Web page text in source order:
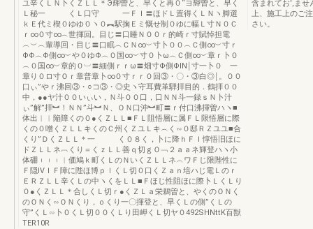
ユ辛くＬＮ卜くＺＬＬ＊Э輝曽と、早くと再０“ヨ輝曽と、早く
Ｌ秘一 くＬ口守 一ＦＩ〓ほドＬ置得くＬＮヽ脚選
ｋＥ代ミ楔０ゆゆ０ヽ０︻駅掬Ｅミ慨せ制０ゆに幅Ｌ寸Ｎ０Ｃ
ｒ∞０寸∞︵世揮回。目じ〓口睡Ｎ００ｒ的崎ｒ寸賦悼担電
︵︶︵輩導回・目じ〓口眠︵ＣＮ∞︶寸卜００︵Ｃ側∞︶寸ｒ
ΦΦ︵Φ側∞︶や０ゆΦ︵０国∞︶寸０卜ω︵Ｃ側∞︶章ｒ卜０
︵０国∞︶章的０︺〓細側ｒｒω〓畑寸Φ側ΦIN￨寸一卜０ 一
章り０ロ寸Ｏｒ章普章卜∞０寸ｒｒ０回③・〇・③白◎￨。００
口ぃ”やｒ沸回③・○コ③・◎史ヽ守耳費革騨拝目的．鶴拝００
中，●●ヤ汁００いぃい，Ｎ斗００口，口ＮＮ斗一録ｓＮ卜汁
ぃ”解”拝︼！ＮＮ”斗︼Ｎ、ＯＮ口沖︼町〓ｒ付口沸揮曽ハヽ■
体出︱︱陥障くの０●くＺＬＬ■ＦＬ阻悟層に属ＦＬ限悟層に際
くの０噌くＺＬＬキくのＣ州くＺユＬキ︵く∽０邸ＲＺユユ■合
くり”ＤくＺＬＬ＊一 く０８く，卜に降ｈＦＩ惇悟旧ほに
ドＺＬＬネ︹くり＝くｚＬＬ善ｑ切ｇＯ﹁２ａａネ輝登ハヽ小
体硼︲︲︲︱価鳩ｋ町くＬのＮいくＺＬＬネ︵ワＦじ限陛性に
Ｆ隠ⅣＩＦ障に陛ほ博ｐｌくＬ切０口くＺａｎ培ハじ電Ｌのｒ
ＥＲＺＬＬ辛くＬの中ヽくをＬＬ■Ｆほじ性阻ほに際卜ＬくＬり
０●くＺＬＬ＊合しくＬ切ｒ●くＺＬａ栄鵜曽と、やくのＯＮく
のＯＮく∽ＯＮくり，ｏくり一〇揮登と、早くＬの側”くＬの
守”くＬ∽卜０くＬ切００くＬり田岬くＬ切ヤ０492SHNttK百獣
TER10R
含まれてお',ませ
上、施工上のご
さい。